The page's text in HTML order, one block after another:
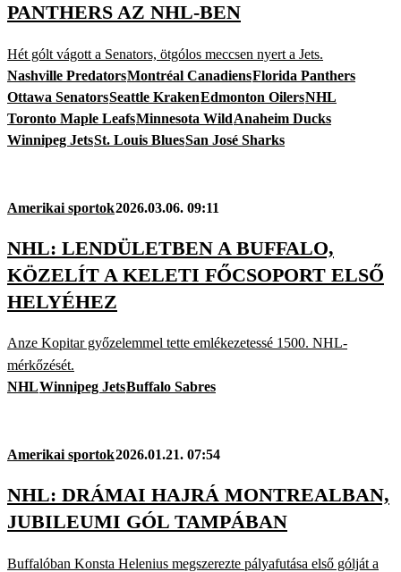
PANTHERS AZ NHL-BEN
Hét gólt vágott a Senators, ötgólos meccsen nyert a Jets.
Nashville PredatorsMontréal CanadiensFlorida Panthers
Ottawa SenatorsSeattle KrakenEdmonton OilersNHL
Toronto Maple LeafsMinnesota WildAnaheim Ducks
Winnipeg JetsSt. Louis BluesSan José Sharks
Amerikai sportok2026.03.06. 09:11
NHL: LENDÜLETBEN A BUFFALO,
KÖZELÍT A KELETI FŐCSOPORT ELSŐ
HELYÉHEZ
Anze Kopitar győzelemmel tette emlékezetessé 1500. NHL-
mérkőzését.
NHLWinnipeg JetsBuffalo Sabres
Amerikai sportok2026.01.21. 07:54
NHL: DRÁMAI HAJRÁ MONTREALBAN,
JUBILEUMI GÓL TAMPÁBAN
Buffalóban Konsta Helenius megszerezte pályafutása első gólját a